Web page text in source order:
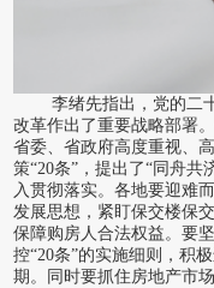
李绪先指出，党的二
改革作出了重要战略部署
省委、省政府高度重视、
策“20条”，提出了“同舟
入贯彻落实。各地要迎难
发展思想，紧盯保交楼保
保障购房人合法权益。要
控“20条”的实施细则，积
期。同时要抓住房地产市